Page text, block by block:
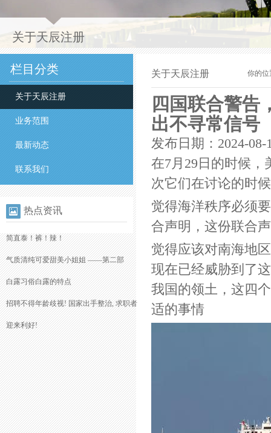
关于天辰注册
栏目分类
关于天辰注册
业务范围
最新动态
联系我们
热点资讯
简直泰！裤！辣！
气质清纯可爱甜美小姐姐 ——第二部
白露习俗白露的特点
招聘不得年龄歧视! 国家出手整治, 求职者
迎来利好!
关于天辰注册 你的位
四国联合警告
出不寻常信号
发布日期：2024-
在7月29日的时候
次它们在讨论的时
觉得海洋秩序必须
合声明，这份联合
觉得应该对南海地
现在已经威胁到了
我国的领土，这四
适的事情